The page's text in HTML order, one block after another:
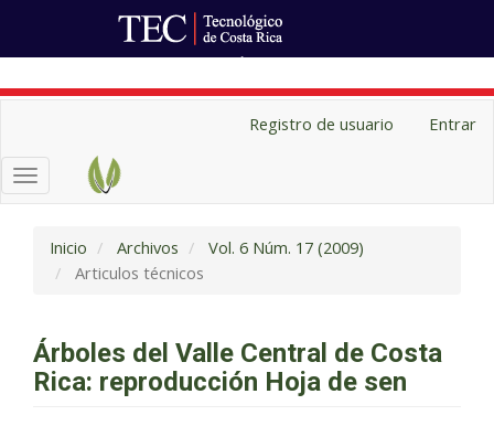
Contenido
principal
lateral
Registro de usuario Entrar
Toggle
navigation
Inicio
Archivos
Vol. 6 Núm. 17 (2009)
Articulos técnicos
Árboles del Valle Central de Costa
Rica: reproducción Hoja de sen